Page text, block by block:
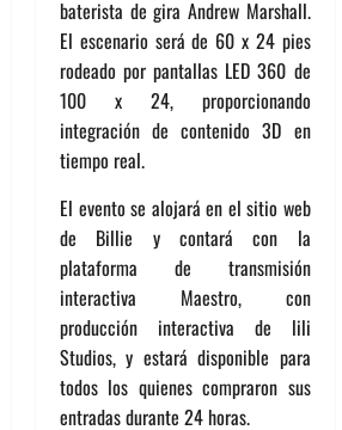
baterista de gira Andrew Marshall.
El escenario será de 60 x 24 pies
rodeado por pantallas LED 360 de
100 x 24, proporcionando
integración de contenido 3D en
tiempo real.
El evento se alojará en el sitio web
de Billie y contará con la
plataforma de transmisión
interactiva Maestro, con
producción interactiva de lili
Studios, y estará disponible para
todos los quienes compraron sus
entradas durante 24 horas.